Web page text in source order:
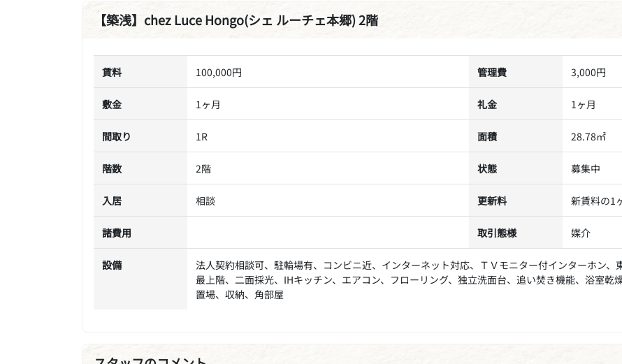
【築浅】chez Luce Hongo(シェ ルーチェ本郷) 2階
賃料 100,000円 管理費 3,000円
敷金 1ヶ月 礼金 1ヶ月
間取り 1R 面積 28.78㎡
階数 2階 状態 募集中
入居 相談 更新料 新賃料の1
諸費用 取引態様 媒介
設備
法人契約相談可、駐輪場有、コンビニ近、インターネット対応、ＴＶモニター付インターホン、
最上階、二面採光、IHキッチン、エアコン、フローリング、独立洗面台、追い焚き機能、浴室
置場、収納、角部屋